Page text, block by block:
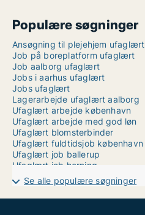
Populære søgninger
Ansøgning til plejehjem ufaglært
Job på boreplatform ufaglært
Job aalborg ufaglært
Jobs i aarhus ufaglært
Jobs ufaglært
Lagerarbejde ufaglært aalborg
Ufaglært arbejde københavn
Ufaglært arbejde med god løn
Ufaglært blomsterbinder
Ufaglært fuldtidsjob københavn
Ufaglært job ballerup
Ufaglært job herning
Ufaglært job ringsted
Ufaglært job silkeborg
Ufaglært job varde
Se alle populære søgninger